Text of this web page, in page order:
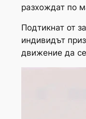
разхождат по
Подтикнат от
индивидът
движение да